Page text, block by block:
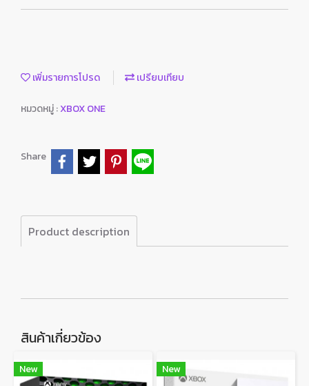
เพิ่มรายการโปรด เปรียบเทียบ
หมวดหมู่ :XBOX ONE
Share
Product description
สินค้าเกี่ยวข้อง
New New